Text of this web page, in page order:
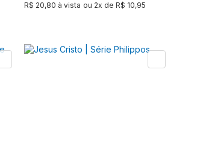
R$ 20,80 à vista ou 2x deR$ 10,95